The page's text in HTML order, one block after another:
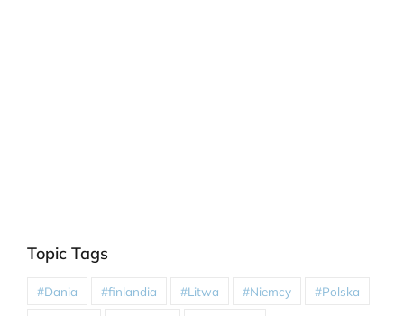
Topic Tags
#Dania #finlandia #Litwa #Niemcy #Polska